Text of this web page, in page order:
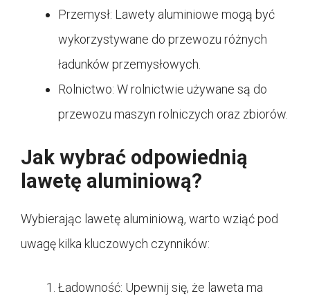
Przemysł: Lawety aluminiowe mogą być
wykorzystywane do przewozu różnych
ładunków przemysłowych.
Rolnictwo: W rolnictwie używane są do
przewozu maszyn rolniczych oraz zbiorów.
Jak wybrać odpowiednią
lawetę aluminiową?
Wybierając lawetę aluminiową, warto wziąć pod
uwagę kilka kluczowych czynników:
Ładowność: Upewnij się, że laweta ma